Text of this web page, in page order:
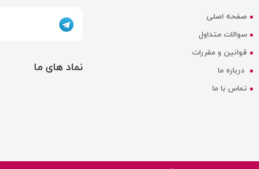
صفحه اصلی
سوالات متداول
قوانین و مقررات
درباره ما
تماس با ما
نماد های ما